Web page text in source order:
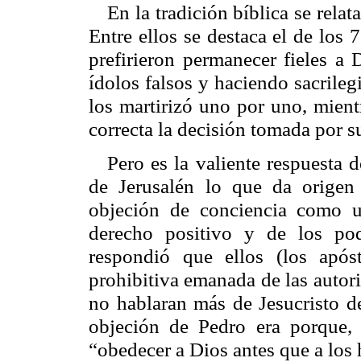
En la tradición bíblica se
Entre ellos se destaca el de los
prefirieron permanecer fieles a
ídolos falsos y haciendo
los martirizó uno por uno,
correcta la decisión tomada por
Pero es la valiente respuesta
de Jerusalén lo que da
objeción de conciencia como
derecho positivo y de los
respondió que ellos (los
prohibitiva emanada de las
no hablaran más de Jesucristo
objeción de Pedro era
“obedecer a Dios antes que a los